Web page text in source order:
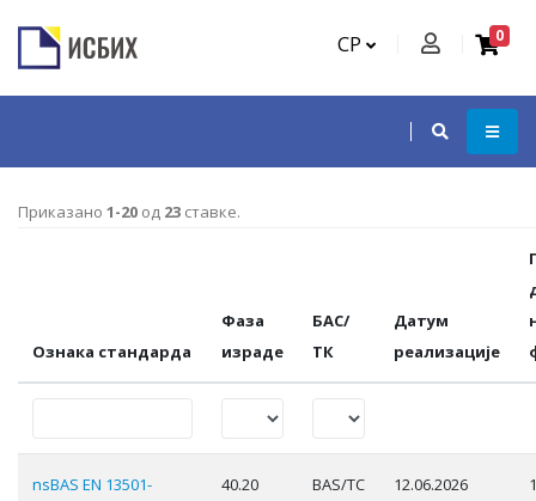
СР 0
Приказано 1-20 од 23 ставке.
Ознака стандарда
Фаза
израде
БАС/
ТК
Датум
реализације
nsBAS EN 13501-
40.20
BAS/TC
12.06.2026